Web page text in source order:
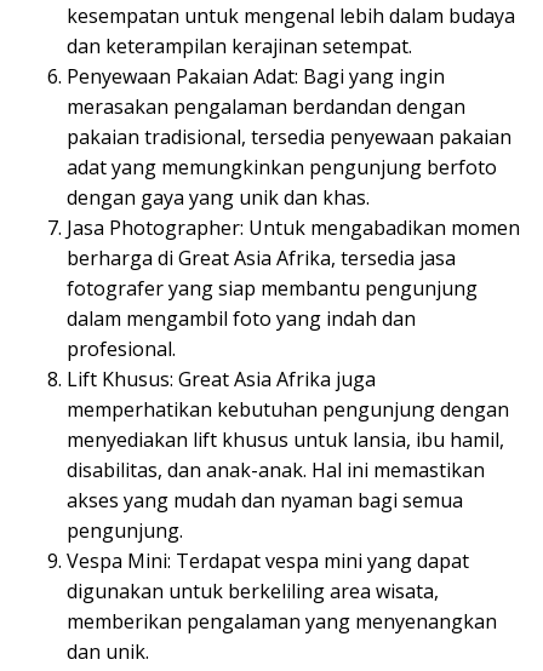
kesempatan untuk mengenal lebih dalam budaya
dan keterampilan kerajinan setempat.
Penyewaan Pakaian Adat: Bagi yang ingin
merasakan pengalaman berdandan dengan
pakaian tradisional, tersedia penyewaan pakaian
adat yang memungkinkan pengunjung berfoto
dengan gaya yang unik dan khas.
Jasa Photographer: Untuk mengabadikan momen
berharga di Great Asia Afrika, tersedia jasa
fotografer yang siap membantu pengunjung
dalam mengambil foto yang indah dan
profesional.
Lift Khusus: Great Asia Afrika juga
memperhatikan kebutuhan pengunjung dengan
menyediakan lift khusus untuk lansia, ibu hamil,
disabilitas, dan anak-anak. Hal ini memastikan
akses yang mudah dan nyaman bagi semua
pengunjung.
Vespa Mini: Terdapat vespa mini yang dapat
digunakan untuk berkeliling area wisata,
memberikan pengalaman yang menyenangkan
dan unik.